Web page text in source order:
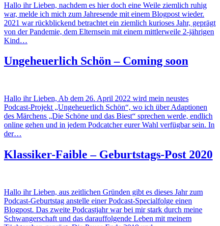
Hallo ihr Lieben, nachdem es hier doch eine Weile ziemlich ruhig
war, melde ich mich zum Jahresende mit einem Blogpost wieder.
2021 war rückblickend betrachtet ein ziemlich kurioses Jahr, geprägt
von der Pandemie, dem Elternsein mit einem mittlerweile 2-jährigen
Kind…
Ungeheuerlich Schön – Coming soon
Hallo ihr Lieben, Ab dem 26. April 2022 wird mein neustes
Podcast-Projekt „Ungeheuerlich Schön“, wo ich über Adaptionen
des Märchens „Die Schöne und das Biest“ sprechen werde, endlich
online gehen und in jedem Podcatcher eurer Wahl verfügbar sein. In
der…
Klassiker-Faible – Geburtstags-Post 2020
Hallo ihr Lieben, aus zeitlichen Gründen gibt es dieses Jahr zum
Podcast-Geburtstag anstelle einer Podcast-Specialfolge einen
Blogpost. Das zweite Podcastjahr war bei mir stark durch meine
Schwangerschaft und das darauffolgende Leben mit meinem